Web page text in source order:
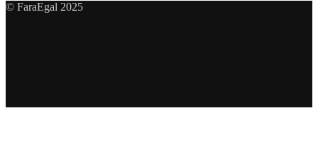
© FaraEgal 2025